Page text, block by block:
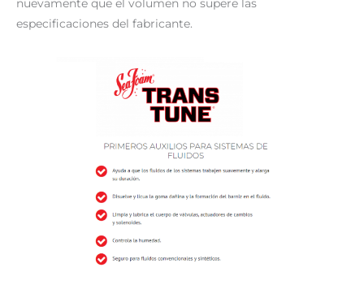
nuevamente que el volumen no supere las
especificaciones del fabricante.